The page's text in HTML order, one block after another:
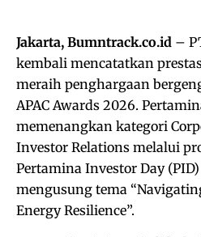
Jakarta, Bumntrack.co.id –
kembali mencatatkan
meraih penghargaan
APAC Awards 2026.
memenangkan kategori
Investor Relations melalui
Pertamina Investor Day
mengusung tema
Energy Resilience”.